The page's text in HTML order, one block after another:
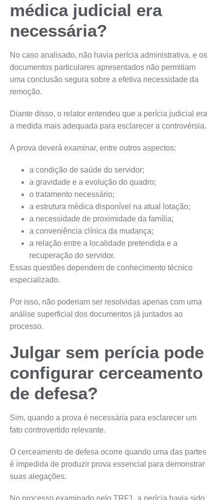
médica judicial era
necessária?
No caso analisado, não havia perícia administrativa, e os
documentos particulares apresentados não permitiam
uma conclusão segura sobre a efetiva necessidade da
remoção.
Diante disso, o relator entendeu que a perícia judicial era
a medida mais adequada para esclarecer a controvérsia.
A prova deverá examinar, entre outros aspectos:
a condição de saúde do servidor;
a gravidade e a evolução do quadro;
o tratamento necessário;
a estrutura médica disponível na atual lotação;
a necessidade de proximidade da família;
a conveniência clínica da mudança;
a relação entre a localidade pretendida e a
recuperação do servidor.
Essas questões dependem de conhecimento técnico
especializado.
Por isso, não poderiam ser resolvidas apenas com uma
análise superficial dos documentos já juntados ao
processo.
Julgar sem perícia pode
configurar cerceamento
de defesa?
Sim, quando a prova é necessária para esclarecer um
fato controvertido relevante.
O cerceamento de defesa ocorre quando uma das partes
é impedida de produzir prova essencial para demonstrar
suas alegações.